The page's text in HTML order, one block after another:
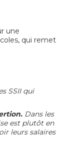
une
qui remet
SSII qui
Dans les
est plutôt en
leurs salaires